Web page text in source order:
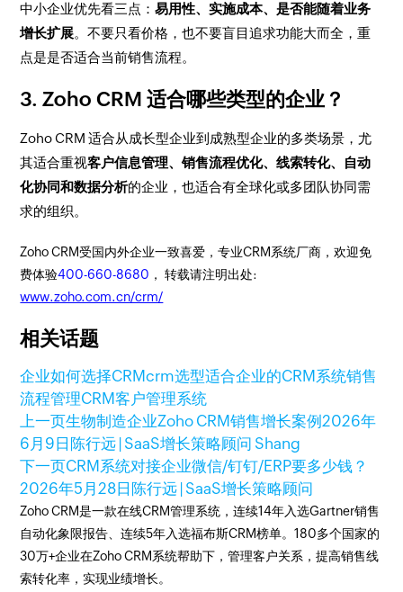
中小企业优先看三点：易用性、实施成本、是否能随着业务
增长扩展。不要只看价格，也不要盲目追求功能大而全，重
点是是否适合当前销售流程。
3. Zoho CRM 适合哪些类型的企业？
Zoho CRM 适合从成长型企业到成熟型企业的多类场景，尤
其适合重视客户信息管理、销售流程优化、线索转化、自动
化协同和数据分析的企业，也适合有全球化或多团队协同需
求的组织。
Zoho CRM受国内外企业一致喜爱，专业CRM系统厂商，欢迎免
费体验400-660-8680 ， 转载请注明出处:
www.zoho.com.cn/crm/
相关话题
企业如何选择CRMcrm选型适合企业的CRM系统销售
流程管理CRM客户管理系统
上一页生物制造企业Zoho CRM销售增长案例2026年
6月9日 陈行远 | SaaS增长策略顾问 Shang
下一页CRM系统对接企业微信/钉钉/ERP要多少钱？
2026年5月28日 陈行远 | SaaS增长策略顾问
Zoho CRM是一款在线CRM管理系统，连续14年入选Gartner销售
自动化象限报告、连续5年入选福布斯CRM榜单。180多个国家的
30万+企业在Zoho CRM系统帮助下，管理客户关系，提高销售线
索转化率，实现业绩增长。